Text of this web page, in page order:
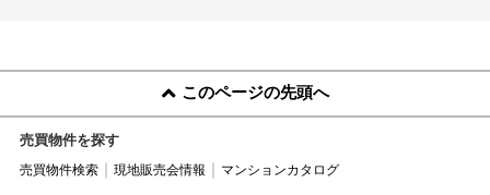
このページの先頭へ
売買物件を探す
売買物件検索 現地販売会情報 マンションカタログ